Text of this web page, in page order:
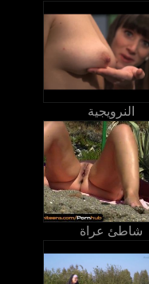
النرويجية
شاطئ عراة